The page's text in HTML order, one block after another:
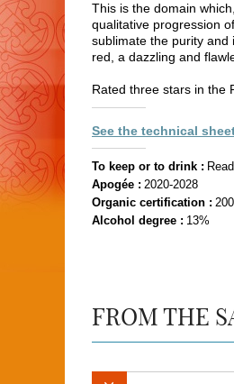
This is the domain
qualitative progression
sublimate the purity and
red, a dazzling and
Rated three stars in the
See the technical
To keep or to drink :
Apogée : 2020-2028
Organic certification :
Alcohol degree : 13%
FROM THE